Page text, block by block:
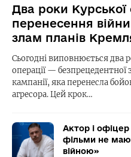
Два роки Курської
перенесення
злам планів
Сьогодні виповнюється два
операції —
кампанії, яка перенесла
агресора. Цей крок…
Актор і
фільми не
війною»